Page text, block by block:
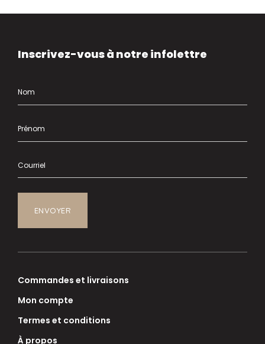
Commandes et livraisons
Mon compte
Termes et conditions
À propos
Inscrivez-vous à notre infolettre